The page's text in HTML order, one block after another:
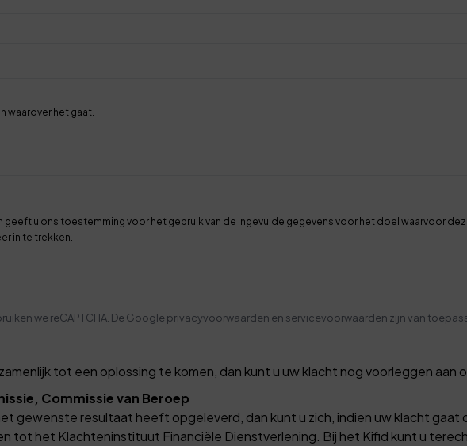
waarover het gaat.
geeft u ons toestemming voor het gebruik van de ingevulde gegevens voor het doel waarvoor
in te trekken.
we reCAPTCHA. De Google privacyvoorwaarden en servicevoorwaarden zijn van
tot een oplossing te komen, dan kunt u uw klacht nog voorleggen
Commissie van Beroep
gewenste resultaat heeft opgeleverd, dan kunt u zich, indien uw klacht
tot het Klachteninstituut Financiële Dienstverlening. Bij het Kifid kunt u